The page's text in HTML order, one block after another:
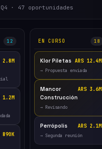
· 47 oportunidades
12
2.8M
1.2M
890K
EN CURSO 18
Klor Piletas ARS 12.4M
→ Propuesta enviada
Mancor
Construcción
ARS 3.6M
→ Revisando
Perrópolis ARS 2.1M
→ Segunda reunión